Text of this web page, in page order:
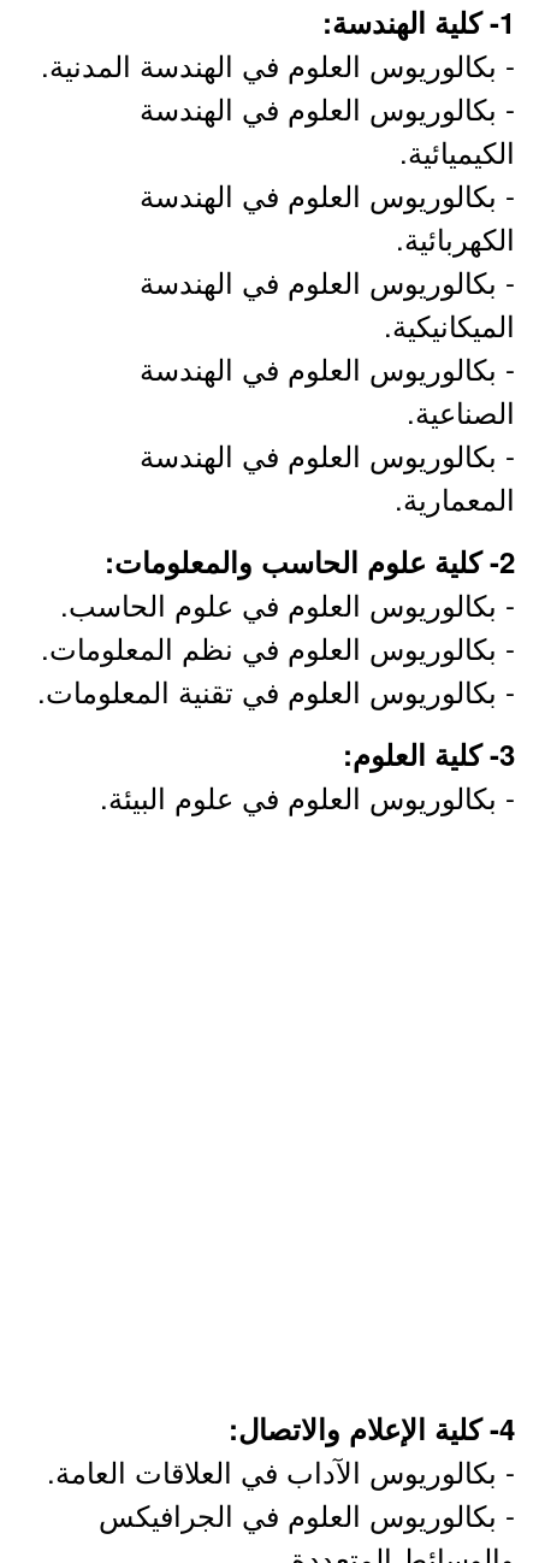
1- كلية الهندسة:
- بكالوريوس العلوم في الهندسة المدنية.
- بكالوريوس العلوم في الهندسة
الكيميائية.
- بكالوريوس العلوم في الهندسة
الكهربائية.
- بكالوريوس العلوم في الهندسة
الميكانيكية.
- بكالوريوس العلوم في الهندسة
الصناعية.
- بكالوريوس العلوم في الهندسة
المعمارية.
2- كلية علوم الحاسب والمعلومات:
- بكالوريوس العلوم في علوم الحاسب.
- بكالوريوس العلوم في نظم المعلومات.
- بكالوريوس العلوم في تقنية المعلومات.
3- كلية العلوم:
- بكالوريوس العلوم في علوم البيئة.
4- كلية الإعلام والاتصال:
- بكالوريوس الآداب في العلاقات العامة.
- بكالوريوس العلوم في الجرافيكس